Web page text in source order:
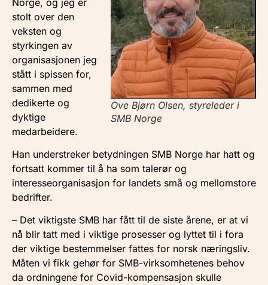
Ove Bjørn Olsen, styreleder i
SMB Norge
stolt over den
veksten og
styrkingen av
organisasjonen jeg
stått i spissen for,
sammen med
dedikerte og
dyktige
medarbeidere.
Han understreker betydningen SMB Norge har hatt og
fortsatt kommer til å ha som talerør og
interesseorganisasjon for landets små og mellomstore
bedrifter.
– Det viktigste SMB har fått til de siste årene, er at vi
nå blir tatt med i viktige prosesser og lyttet til i fora
der viktige bestemmelser fattes for norsk næringsliv.
Måten vi fikk gehør for SMB-virksomhetenes behov
da ordningene for Covid-kompensasjon skulle